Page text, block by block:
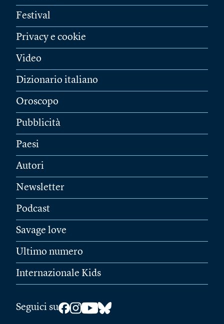
Festival
Privacy e cookie
Video
Dizionario italiano
Oroscopo
Pubblicità
Paesi
Autori
Newsletter
Podcast
Savage love
Ultimo numero
Internazionale Kids
Seguici su